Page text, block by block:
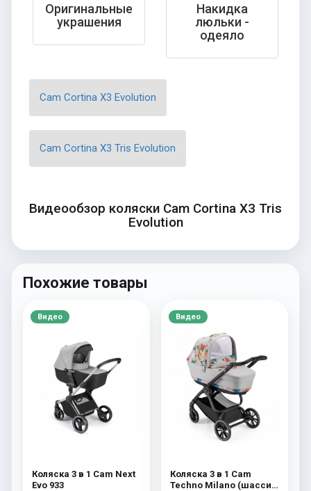
Оригинальные
украшения
Накидка
люльки -
одеяло
Cam Cortina X3 Evolution
Cam Cortina X3 Tris Evolution
Видеообзор коляски Cam Cortina X3 Tris
Evolution
Похожие товары
Видео
Коляска 3 в 1 Cam Next
Evo 933
Видео
Коляска 3 в 1 Cam
Techno Milano (шасси